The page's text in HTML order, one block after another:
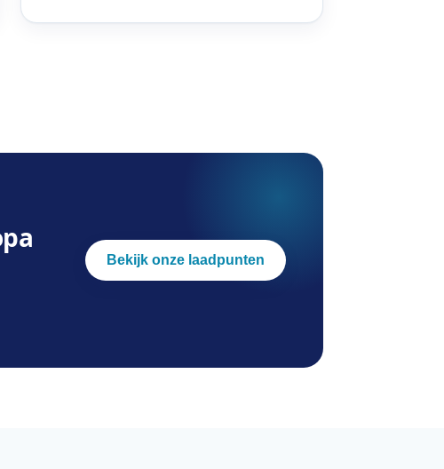
Bekijk onze laadpunten